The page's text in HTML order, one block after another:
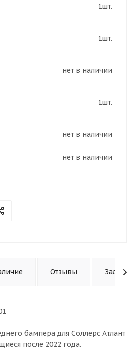
1шт.
1шт.
нет в наличии
1шт.
нет в наличии
нет в наличии
Отзывы Задать
бампера для Соллерс Атлант
после 2022 года.